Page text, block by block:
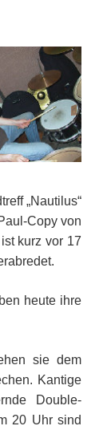
„Nautilus“
Copy von
kurz vor 17
heute ihre
sie dem
Kantige
Double-
20 Uhr sind